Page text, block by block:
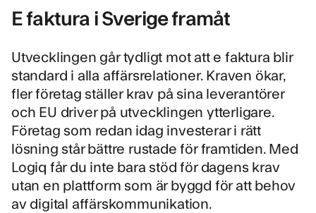
E faktura i Sverige framåt
Utvecklingen går tydligt mot att e faktura blir
standard i alla affärsrelationer. Kraven ökar,
fler företag ställer krav på sina leverantörer
och EU driver på utvecklingen ytterligare.
Företag som redan idag investerar i rätt
lösning står bättre rustade för framtiden. Med
Logiq får du inte bara stöd för dagens krav
utan en plattform som är byggd för att behov
av digital affärskommunikation.